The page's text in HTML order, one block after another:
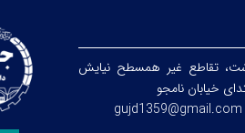
تقاطع غیر همسطح نیایش
خیابان نامجو
gujd1359@gmail.com